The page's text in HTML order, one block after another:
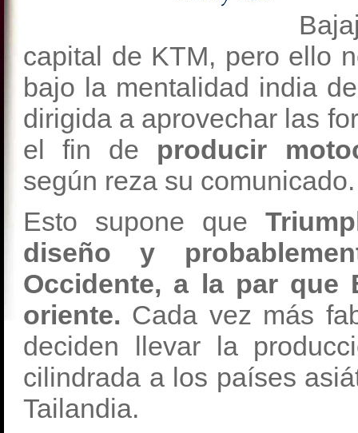
capital de KTM, pero ello
bajo la mentalidad india
dirigida a aprovechar las
el fin de producir
según reza su comunicado.
Esto supone que
diseño y
Occidente, a la par que
oriente. Cada vez más
deciden llevar la
cilindrada a los países
Tailandia.